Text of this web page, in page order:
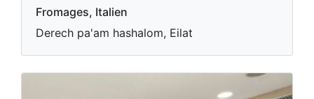
Fromages, Italien
Derech pa'am hashalom, Eilat